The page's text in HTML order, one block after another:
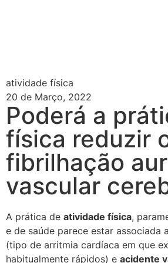
atividade física
20 de Março, 2022
Poderá a
física reduzir
fibrilhação
vascular
A prática de atividade física,
e de saúde parece estar associada
(tipo de arritmia cardíaca em que
habitualmente rápidos) e acidente